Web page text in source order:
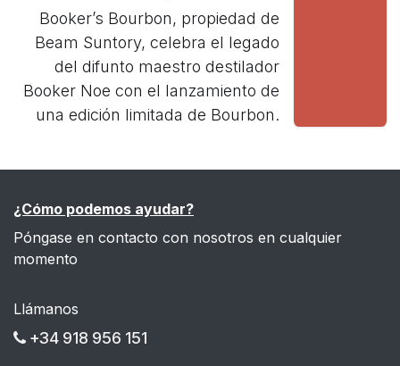
Booker’s Bourbon, propiedad de
Beam Suntory, celebra el legado
del difunto maestro destilador
Booker Noe con el lanzamiento de
una edición limitada de Bourbon.
¿Cómo podemos ayudar?
Póngase en contacto con nosotros en cualquier
momento
Llámanos
+34 918 956 151